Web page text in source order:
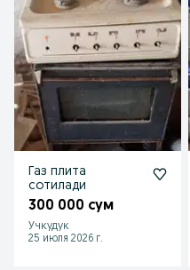
Газ плита
сотилади
300 000 сум
Учкудук
25 июля 2026 г.